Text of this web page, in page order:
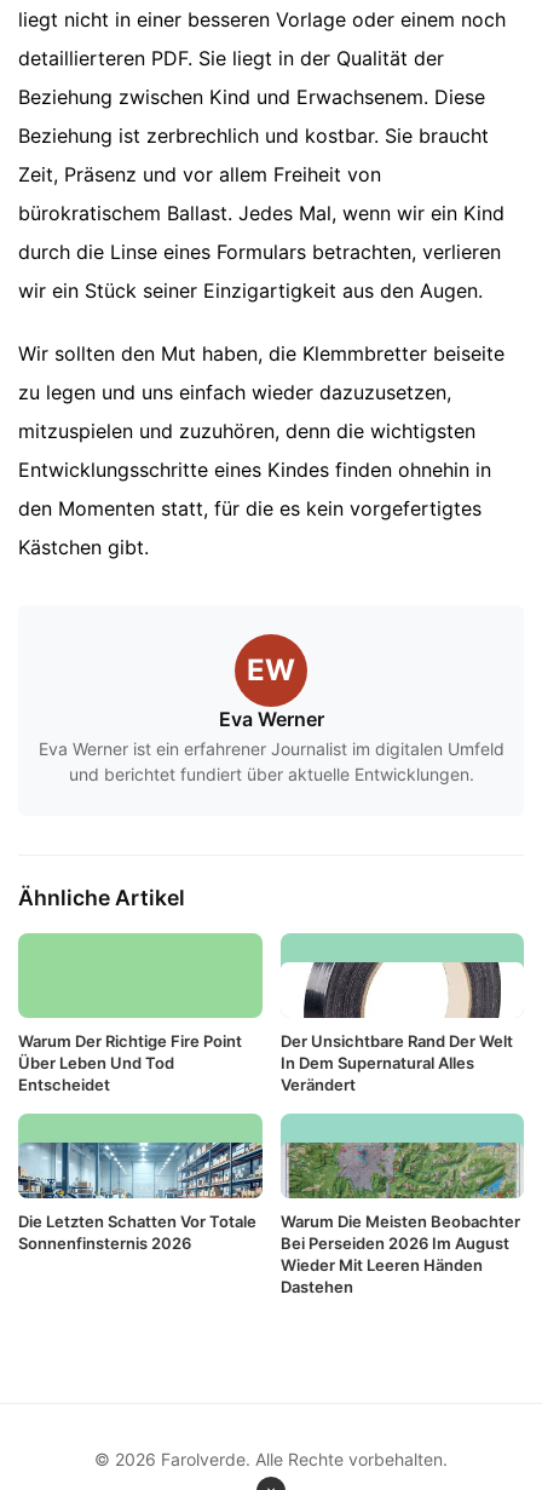
liegt nicht in einer besseren Vorlage oder einem noch
detaillierteren PDF. Sie liegt in der Qualität der
Beziehung zwischen Kind und Erwachsenem. Diese
Beziehung ist zerbrechlich und kostbar. Sie braucht
Zeit, Präsenz und vor allem Freiheit von
bürokratischem Ballast. Jedes Mal, wenn wir ein Kind
durch die Linse eines Formulars betrachten, verlieren
wir ein Stück seiner Einzigartigkeit aus den Augen.
Wir sollten den Mut haben, die Klemmbretter beiseite
zu legen und uns einfach wieder dazuzusetzen,
mitzuspielen und zuzuhören, denn die wichtigsten
Entwicklungsschritte eines Kindes finden ohnehin in
den Momenten statt, für die es kein vorgefertigtes
Kästchen gibt.
EW
Eva Werner
Eva Werner ist ein erfahrener Journalist im digitalen Umfeld
und berichtet fundiert über aktuelle Entwicklungen.
Ähnliche Artikel
Warum Der Richtige Fire Point
Über Leben Und Tod
Entscheidet
Der Unsichtbare Rand Der Welt
In Dem Supernatural Alles
Verändert
Die Letzten Schatten Vor Totale
Sonnenfinsternis 2026
Warum Die Meisten Beobachter
Bei Perseiden 2026 Im August
Wieder Mit Leeren Händen
Dastehen
© 2026 Farolverde. Alle Rechte vorbehalten.